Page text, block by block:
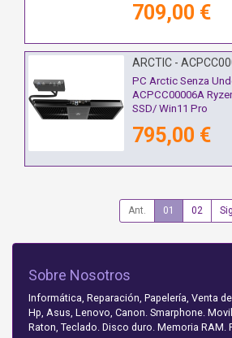
709,00 €
ARCTIC -
PC Arctic Senza
ACPCC00006A
SSD/ Win11 Pro
795,00 €
Ant. 01 02
Sobre Nosotros
Informática, Reparación, Papelería, Venta
Hp, Asus, Lenovo, Canon. Smarphone.
Raton, Teclado. Disco duro. Memoria RAM.